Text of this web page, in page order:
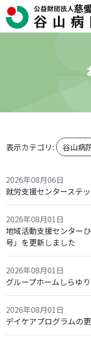
表示カテゴリ: 谷山病
2026年08月06日
就労支援センターステ
2026年08月01日
地域活動支援センター
号」を更新しました
2026年08月01日
グループホームしらゆ
2026年08月01日
デイケアプログラムの更